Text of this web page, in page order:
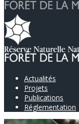
Actualités
Projets
Publications
Réglementation